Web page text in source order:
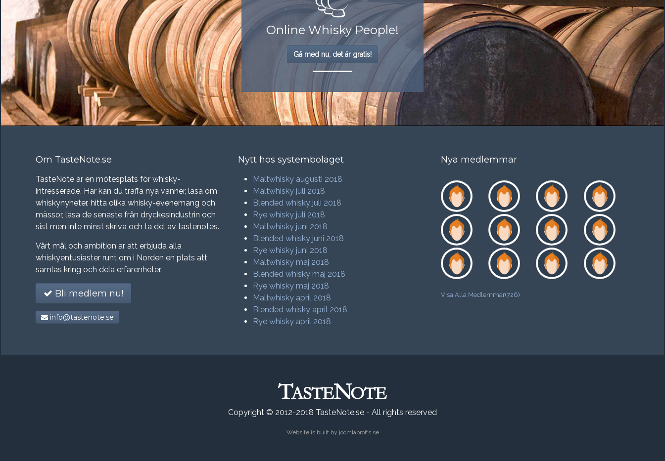
Online Whisky People!
Gå med nu, det är gratis!
Om TasteNote.se
TasteNote är en mötesplats för whisky-
intresserade. Här kan du träffa nya vänner, läsa om
whiskynyheter, hitta olika whisky-evenemang och
mässor, läsa de senaste från dryckesindustrin och
sist men inte minst skriva och ta del av tastenotes.
Vårt mål och ambition är att erbjuda alla
whiskyentusiaster runt om i Norden en plats att
samlas kring och dela erfarenheter.
Bli medlem nu!
info@tastenote.se
Nytt hos systembolaget
Maltwhisky augusti 2018
Maltwhisky juli 2018
Blended whisky juli 2018
Rye whisky juli 2018
Maltwhisky juni 2018
Blended whisky juni 2018
Rye whisky juni 2018
Maltwhisky maj 2018
Blended whisky maj 2018
Rye whisky maj 2018
Maltwhisky april 2018
Blended whisky april 2018
Rye whisky april 2018
Nya medlemmar
Visa Alla Medlemmar(726)
Copyright © 2012-2018 TasteNote.se - All rights reserved
Website is built by joomlaproffs.se